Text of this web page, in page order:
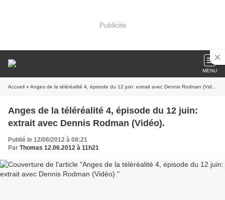
Publicité
MENU
Accueil » Anges de la téléréalité 4, épisode du 12 juin: extrait avec Dennis Rodman (Vidéo).
Anges de la téléréalité 4, épisode du 12 juin:
extrait avec Dennis Rodman (Vidéo).
Publié le 12/06/2012 à 08:21
Par Thomas 12.06.2012 à 11h21